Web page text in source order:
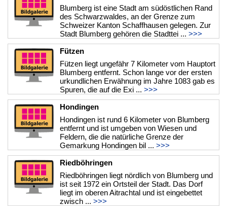
Blumberg ist eine Stadt am südöstlichen Rand
des Schwarzwaldes, an der Grenze zum
Schweizer Kanton Schaffhausen gelegen. Zur
Stadt Blumberg gehören die Stadttei ... >>>
Fützen
Fützen liegt ungefähr 7 Kilometer vom Hauptort
Blumberg entfernt. Schon lange vor der ersten
urkundlichen Erwähnung im Jahre 1083 gab es
Spuren, die auf die Exi ... >>>
Hondingen
Hondingen ist rund 6 Kilometer von Blumberg
entfernt und ist umgeben von Wiesen und
Feldern, die die natürliche Grenze der
Gemarkung Hondingen bil ... >>>
Riedböhringen
Riedböhringen liegt nördlich von Blumberg und
ist seit 1972 ein Ortsteil der Stadt. Das Dorf
liegt im oberen Aitrachtal und ist eingebettet
zwisch ... >>>